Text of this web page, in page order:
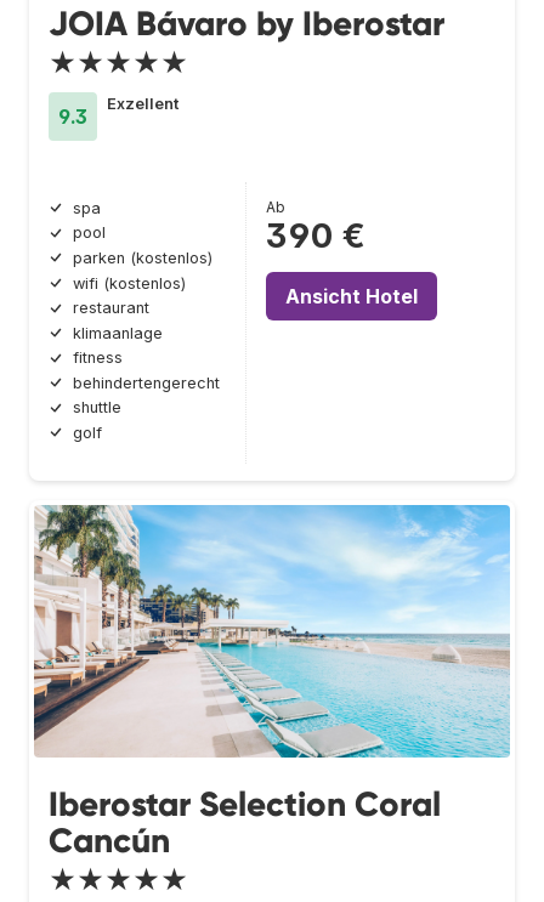
JOIA Bávaro by Iberostar
★★★★★
9.3
Exzellent
spa
pool
parken (kostenlos)
wifi (kostenlos)
restaurant
klimaanlage
fitness
behindertengerecht
shuttle
golf
Ab
390 €
Ansicht Hotel
Iberostar Selection Coral
Cancún
★★★★★